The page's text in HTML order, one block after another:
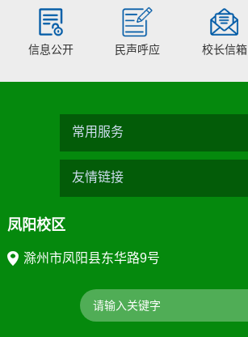
信息公开 民声呼应 校长信箱
常用服务
友情链接
凤阳校区
滁州市凤阳县东华路9号